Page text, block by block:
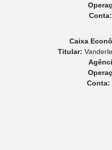
Conta:
Caixa
Titular:
Conta: